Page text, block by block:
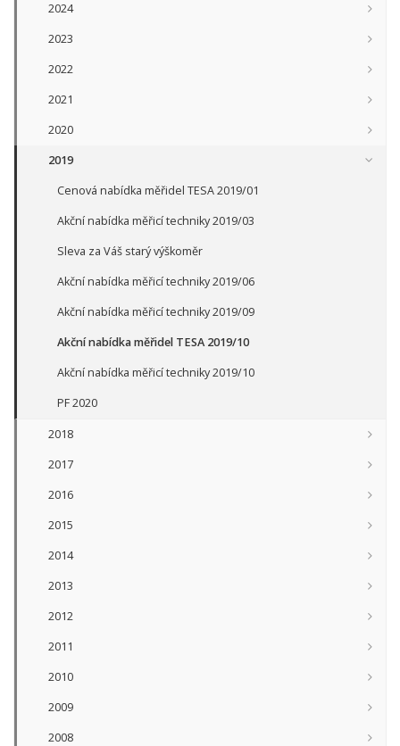
2024
2023
2022
2021
2020
2019
Cenová nabídka měřidel TESA 2019/01
Akční nabídka měřicí techniky 2019/03
Sleva za Váš starý výškoměr
Akční nabídka měřicí techniky 2019/06
Akční nabídka měřicí techniky 2019/09
Akční nabídka měřidel TESA 2019/10
Akční nabídka měřicí techniky 2019/10
PF 2020
2018
2017
2016
2015
2014
2013
2012
2011
2010
2009
2008